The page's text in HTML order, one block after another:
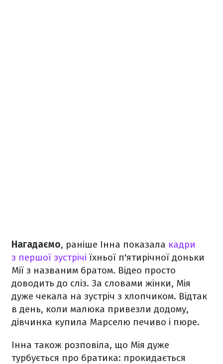
Нагадаємо, раніше Інна показала кадри
з першої зустрічі їхньої п'ятирічної доньки
Мії з названим братом. Відео просто
доводить до сліз. За словами жінки, Мія
дуже чекала на зустріч з хлопчиком. Відтак
в день, коли малюка привезли додому,
дівчинка купила Марселю печиво і пюре.
Інна також розповіла, що Мія дуже
турбується про братика: прокидається